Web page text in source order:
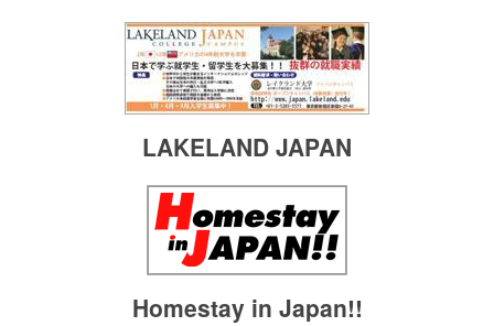
LAKELAND JAPAN
Homestay in Japan!!